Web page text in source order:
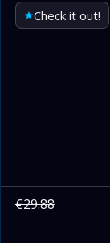
Check it out!
€29.88